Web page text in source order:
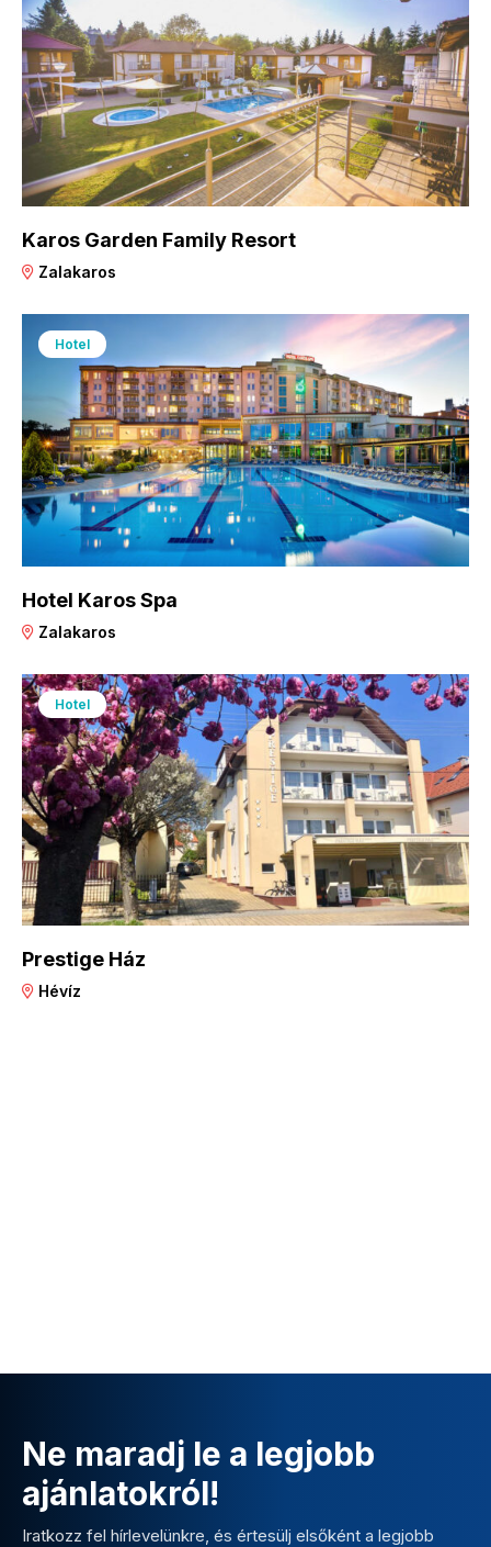
Karos Garden Family Resort
Zalakaros
Hotel
Hotel Karos Spa
Zalakaros
Hotel
Prestige Ház
Hévíz
Ne maradj le a legjobb
ajánlatokról!
Iratkozz fel hírlevelünkre, és értesülj elsőként a legjobb